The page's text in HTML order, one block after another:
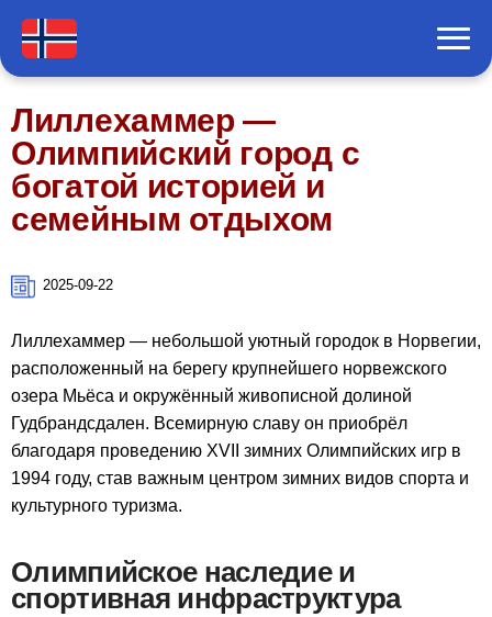
Лиллехаммер —
Олимпийский город с
богатой историей и
семейным отдыхом
2025-09-22
Лиллехаммер — небольшой уютный городок в Норвегии,
расположенный на берегу крупнейшего норвежского
озера Мьёса и окружённый живописной долиной
Гудбрандсдален. Всемирную славу он приобрёл
благодаря проведению XVII зимних Олимпийских игр в
1994 году, став важным центром зимних видов спорта и
культурного туризма.
Олимпийское наследие и
спортивная инфраструктура